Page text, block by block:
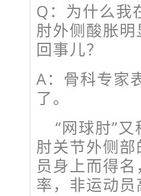
Q：为什么我
肘外侧酸胀
回事儿？
A：骨科专家
了。
“网球肘”
肘关节外侧
员身上而得
率，非运动员